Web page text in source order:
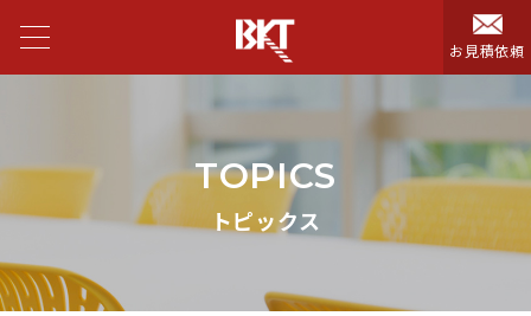
お見積依頼
TOPICS
トピックス